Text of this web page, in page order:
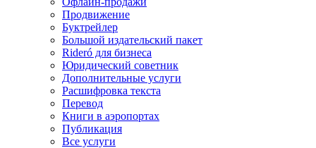
Продвижение
Буктрейлер
Большой издательский пакет
Rideró для бизнеса
Юридический советник
Дополнительные услуги
Расшифровка текста
Перевод
Книги в аэропортах
Публикация
Все услуги